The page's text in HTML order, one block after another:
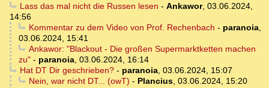
Lass das mal nicht die Russen lesen - Ankawor, 03.06.2024,
14:56
Kommentar zu dem Video von Prof. Rechenbach - paranoia,
03.06.2024, 15:41
Ankawor: "Blackout - Die großen Supermarktketten machen
zu" - paranoia, 03.06.2024, 16:14
Hat DT Dir geschrieben?- paranoia, 03.06.2024, 15:07
Nein, war nicht DT... (owT) - Plancius, 03.06.2024, 15:20